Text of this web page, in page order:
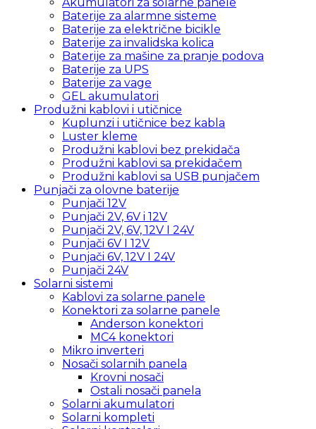
Baterije za alarmne sisteme
Baterije za električne bicikle
Baterije za invalidska kolica
Baterije za mašine za pranje podova
Baterije za UPS
Baterije za vage
GEL akumulatori
Produžni kablovi i utičnice
Kuplunzi i utičnice bez kabla
Luster kleme
Produžni kablovi bez prekidača
Produžni kablovi sa prekidačem
Produžni kablovi sa USB punjačem
Punjači za olovne baterije
Punjači 12V
Punjači 2V, 6V i 12V
Punjači 2V, 6V, 12V I 24V
Punjači 6V I 12V
Punjači 6V, 12V I 24V
Punjači 24V
Solarni sistemi
Kablovi za solarne panele
Konektori za solarne panele
Anderson konektori
MC4 konektori
Mikro inverteri
Nosači solarnih panela
Krovni nosači
Ostali nosači panela
Solarni akumulatori
Solarni kompleti